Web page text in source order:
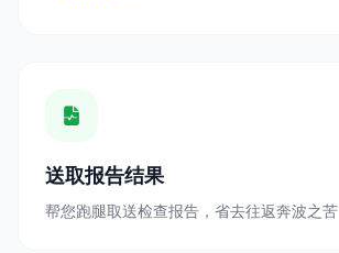
送取报告结果
帮您跑腿取送检查报告，省去往返奔波之苦